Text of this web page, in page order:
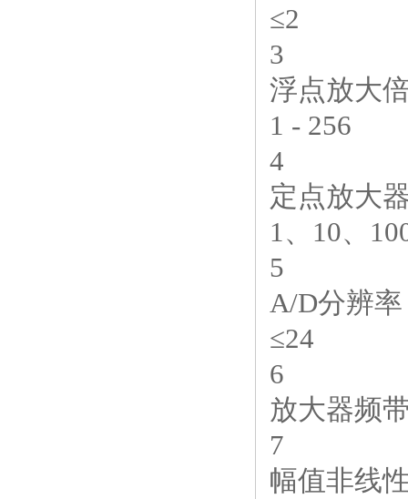
≤2
3
浮点放大
1 - 256
4
定点放大
1、10、
5
A/D分辨
≤24
6
放大器频
7
幅值非线